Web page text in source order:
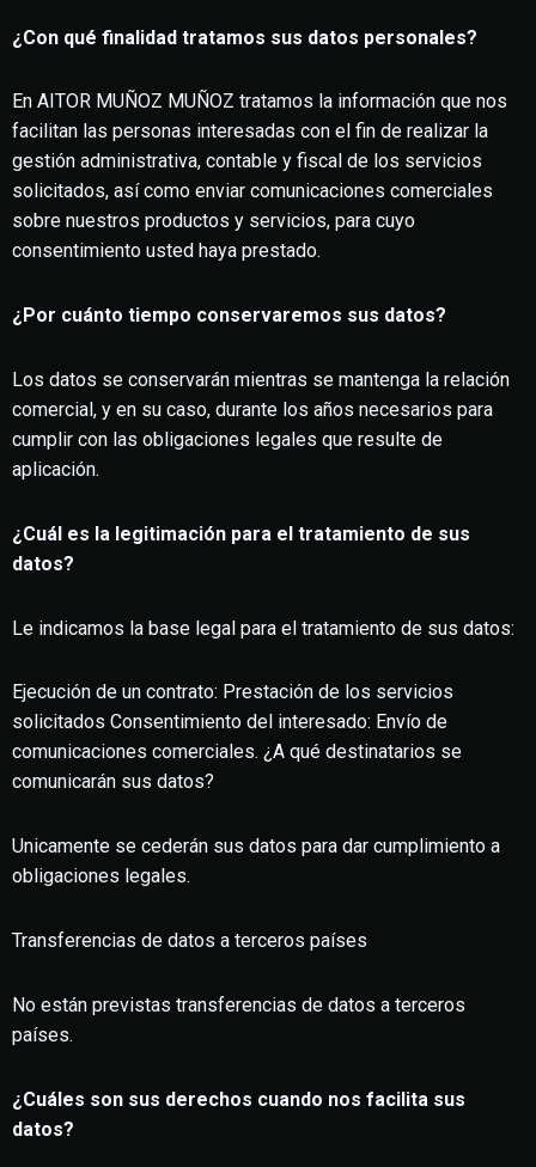
¿Con qué finalidad tratamos sus datos personales?
En AITOR MUÑOZ MUÑOZ tratamos la información que nos
facilitan las personas interesadas con el fin de realizar la
gestión administrativa, contable y fiscal de los servicios
solicitados, así como enviar comunicaciones comerciales
sobre nuestros productos y servicios, para cuyo
consentimiento usted haya prestado.
¿Por cuánto tiempo conservaremos sus datos?
Los datos se conservarán mientras se mantenga la relación
comercial, y en su caso, durante los años necesarios para
cumplir con las obligaciones legales que resulte de
aplicación.
¿Cuál es la legitimación para el tratamiento de sus
datos?
Le indicamos la base legal para el tratamiento de sus datos:
Ejecución de un contrato: Prestación de los servicios
solicitados Consentimiento del interesado: Envío de
comunicaciones comerciales. ¿A qué destinatarios se
comunicarán sus datos?
Unicamente se cederán sus datos para dar cumplimiento a
obligaciones legales.
Transferencias de datos a terceros países
No están previstas transferencias de datos a terceros
países.
¿Cuáles son sus derechos cuando nos facilita sus
datos?